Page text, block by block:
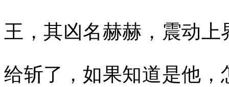
王，其凶名赫赫，震动
给斩了，如果知道是他